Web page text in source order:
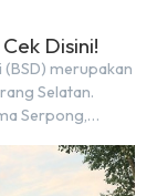
Disini!
merupakan
Selatan.
Serpong,
tersebut
dua